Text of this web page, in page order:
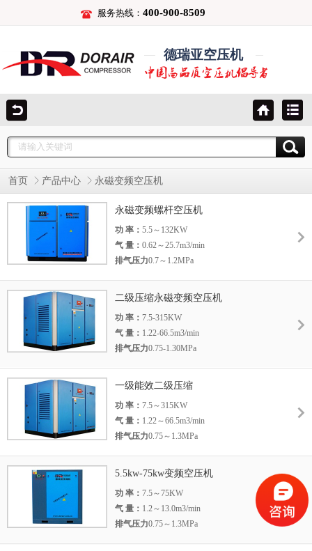
服务热线： 400-900-8509
德瑞亚空压机
首页 产品中心 永磁变频空压机
永磁变频螺杆空压机
功 率： 5.5～132KW
气 量： 0.62～25.7m3/min
排气压力0.7～1.2MPa
二级压缩永磁变频空压机
功 率： 7.5-315KW
气 量： 1.22-66.5m3/min
排气压力0.75-1.30MPa
一级能效二级压缩
功 率： 7.5～315KW
气 量： 1.22～66.5m3/min
排气压力0.75～1.3MPa
5.5kw-75kw变频空压机
功 率： 7.5～75KW
气 量： 1.2～13.0m3/min
排气压力0.75～1.3MPa